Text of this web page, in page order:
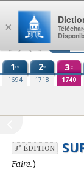
Aller au contenu
1re
1694
2e
1718
3e
1740
3eÉDITION
Faire.)
×